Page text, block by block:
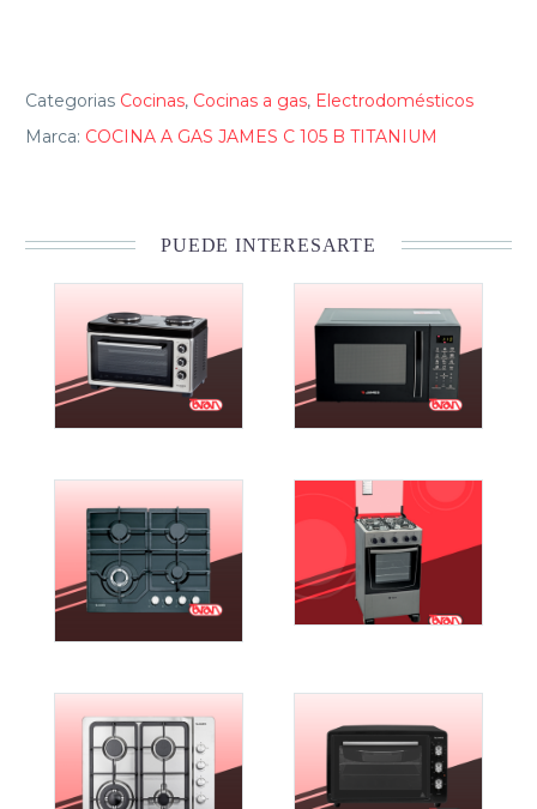
Categorias Cocinas, Cocinas a gas, Electrodomésticos
Marca: COCINA A GAS JAMES C 105 B TITANIUM
PUEDE INTERESARTE